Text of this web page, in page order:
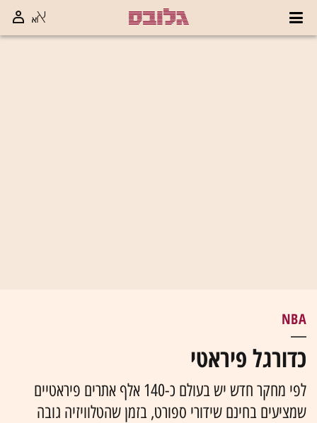
NBA
כדורגל פיראטי
לפי מחקר חדש יש בעולם כ-140 אלף אתרים פיראטיים
שמציעים בחינם שידורי ספורט, בזמן שהטלוויזיה גובה